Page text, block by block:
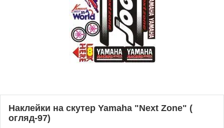
Наклейки на скутер Yamaha "Next Zone" (
огляд-97)